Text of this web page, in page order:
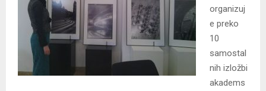
organizuj
e preko
10
samostal
nih izložbi
akadems